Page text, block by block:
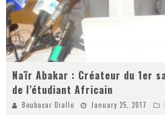
Naïr Abakar : Créateur du 1er
de l’étudiant Africain
Boubacar Diallo January 25, 2017